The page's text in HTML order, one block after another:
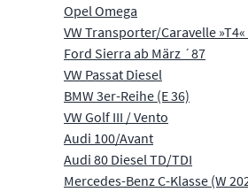
Opel Omega
VW Transporter/Caravelle »T4«
Ford Sierra ab März ´87
VW Passat Diesel
BMW 3er-Reihe (E 36)
VW Golf III / Vento
Audi 100/Avant
Audi 80 Diesel TD/TDI
Mercedes-Benz C-Klasse (W